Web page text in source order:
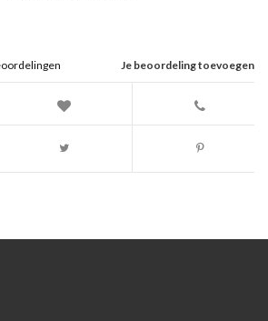
Je beoordeling toevoegen